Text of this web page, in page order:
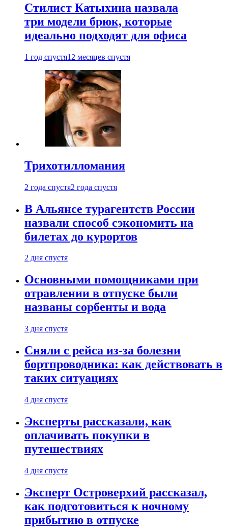
Стилист Катыхина назвала
три модели брюк, которые
идеально подходят для офиса
1 год спустя12 месяцев спустя
Трихотилломания
2 года спустя2 года спустя
В Альянсе турагентств России
назвали способ сэкономить на
билетах до курортов
2 дня спустя
Основными помощниками при
отравлении в отпуске были
названы сорбенты и вода
3 дня спустя
Сняли с рейса из-за болезни
бортпроводника: как действовать в
таких ситуациях
4 дня спустя
Эксперты рассказали, как
оплачивать покупки в
путешествиях
4 дня спустя
Эксперт Островерхий рассказал,
как подготовиться к ночному
прибытию в отпуске